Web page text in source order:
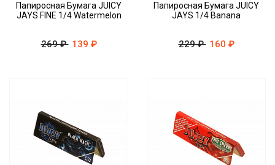
Папиросная Бумага JUICY
JAYS FINE 1/4 Watermelon
269 ₽ 139 ₽
Папиросная Бумага JUICY
JAYS 1/4 Banana
229 ₽ 160 ₽